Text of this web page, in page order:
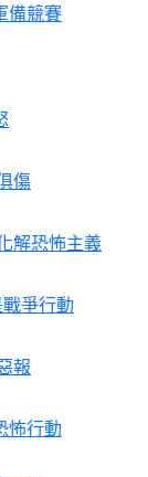
備競賽
傷
解恐怖主義
爭行動
報
怖行動